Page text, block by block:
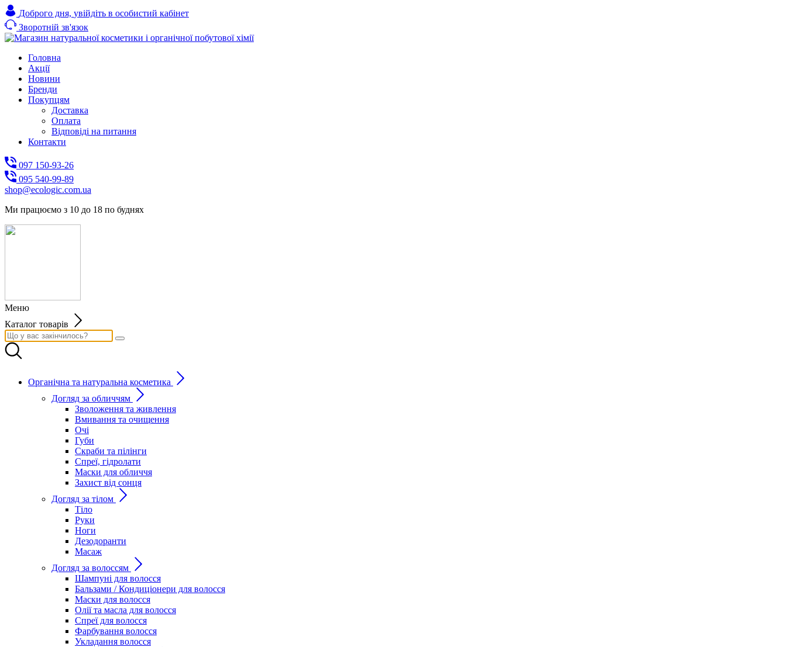
Доброго дня, увійдіть в особистий кабінет
Зворотній зв'язок
Головна
Акції
Новини
Бренди
Покупцям
Доставка
Оплата
Відповіді на питання
Контакти
097 150-93-26
095 540-99-89
shoр@ecologic.com.ua
Ми працюємо з 10 до 18 по буднях
Меню
Каталог товарів
Органічна та натуральна косметика
Догляд за обличчям
Зволоження та живлення
Вмивання та очищення
Очі
Губи
Скраби та пілінги
Спреї, гідролати
Маски для обличчя
Захист від сонця
Догляд за тілом
Тіло
Руки
Ноги
Дезодоранти
Масаж
Догляд за волоссям
Шампуні для волосся
Бальзами / Кондиціонери для волосся
Маски для волосся
Олії та масла для волосся
Спреї для волосся
Фарбування волосся
Укладання волосся